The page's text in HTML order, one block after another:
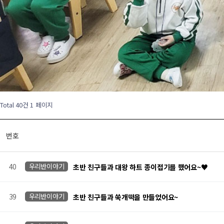
Total 40건 1 페이지
번호
40 우리반이야기 초반 친구들과 대왕 하트 종이접기를 했어요~♥
39 우리반이야기 초반 친구들과 쑥개떡을 만들었어요~